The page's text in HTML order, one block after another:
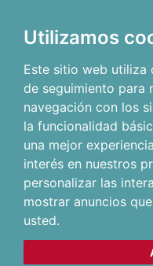
Utilizamos
Este sitio web utiliza
de seguimiento para
navegación con los
la funcionalidad
una mejor
interés en nuestros
personalizar las
mostrar anuncios
usted.